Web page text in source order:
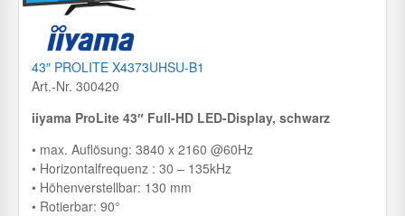
43″ PROLITE X4373UHSU-B1
Art.-Nr. 300420
iiyama ProLite 43″ Full-HD LED-Display, schwarz
• max. Auflösung: 3840 x 2160 @60Hz
• Horizontalfrequenz : 30 – 135kHz
• Höhenverstellbar: 130 mm
• Rotierbar: 90°